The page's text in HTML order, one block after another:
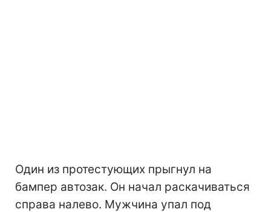
Один из протестующих прыгнул на
бампер автозак. Он начал раскачиваться
справа налево. Мужчина упал под